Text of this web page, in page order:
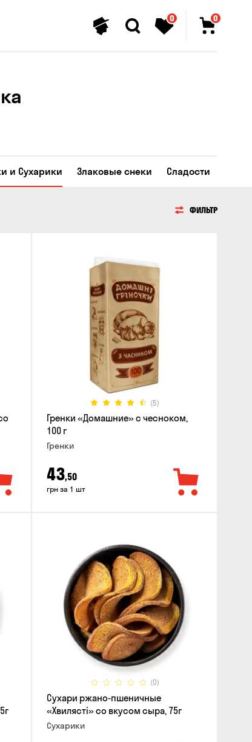
0 0
и Сухарики Злаковые снеки Сладости
ФИЛЬТР
(5)
Гренки «Домашние» с чесноком,
100 г
Гренки
43,50
грн за 1 шт
(0)
Сухари ржано-пшеничные
«Хвилясті» со вкусом сыра, 75г
Сухарики